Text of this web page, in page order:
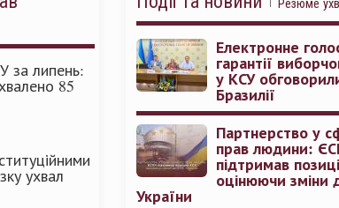
за липень:
85
ухвал
Електронне
гарантії
у КСУ
Бразилії
Партнерство у
прав людини:
підтримав
оцінюючи зміни
України